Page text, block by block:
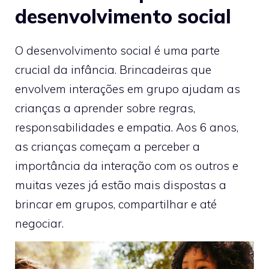
desenvolvimento social
O desenvolvimento social é uma parte
crucial da infância. Brincadeiras que
envolvem interações em grupo ajudam as
crianças a aprender sobre regras,
responsabilidades e empatia. Aos 6 anos,
as crianças começam a perceber a
importância da interação com os outros e
muitas vezes já estão mais dispostas a
brincar em grupos, compartilhar e até
negociar.